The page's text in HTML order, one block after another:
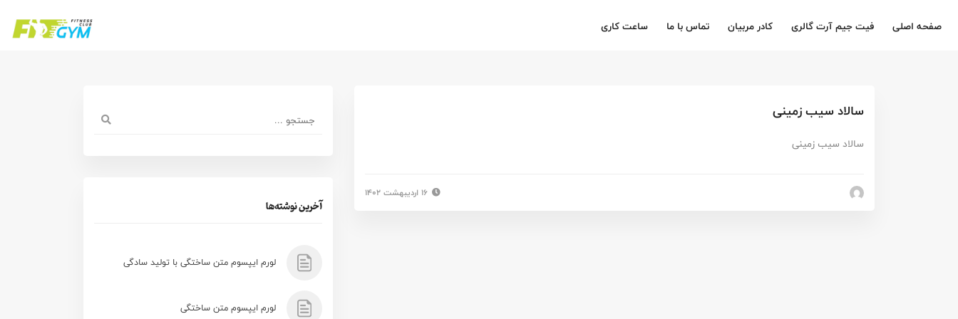
صفحه اصلی فیت جیم آرت گالری کادر مربیان تماس با ما ساعت کاری
سالاد سیب زمینی
سالاد سیب زمینی
آخرین نوشته‌ها
لورم ایپسوم متن ساختگی با تولید سادگی
لورم ایپسوم متن ساختگی